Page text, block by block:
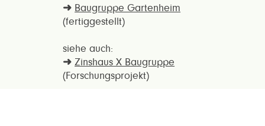
➜ Baugruppe Gartenheim
(fertiggestellt)
siehe auch:
➜ Zinshaus X Baugruppe
(Forschungsprojekt)